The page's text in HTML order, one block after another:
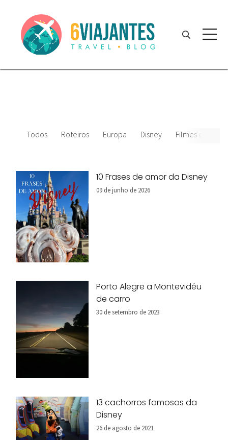
Todos Roteiros Europa Disney Filmes e
10 Frases de amor da Disney
09 de junho de 2026
Porto Alegre a Montevidéu
de carro
30 de setembro de 2023
13 cachorros famosos da
Disney
26 de agosto de 2021